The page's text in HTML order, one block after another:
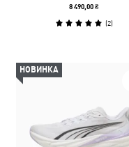
8 490,00 ₴
(2)
НОВИНКА